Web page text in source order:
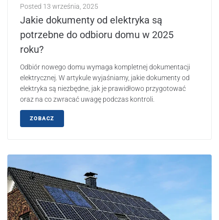
Posted 13 września, 2025
Jakie dokumenty od elektryka są
potrzebne do odbioru domu w 2025
roku?
Odbiór nowego domu wymaga kompletnej dokumentacji
elektrycznej. W artykule wyjaśniamy, jakie dokumenty od
elektryka są niezbędne, jak je prawidłowo przygotować
oraz na co zwracać uwagę podczas kontroli.
ZOBACZ